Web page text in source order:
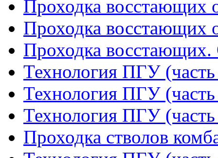
Проходка восстающих
Проходка восстающих
Проходка восстающих.
Технология ПГУ
Технология ПГУ
Технология ПГУ
Проходка стволов